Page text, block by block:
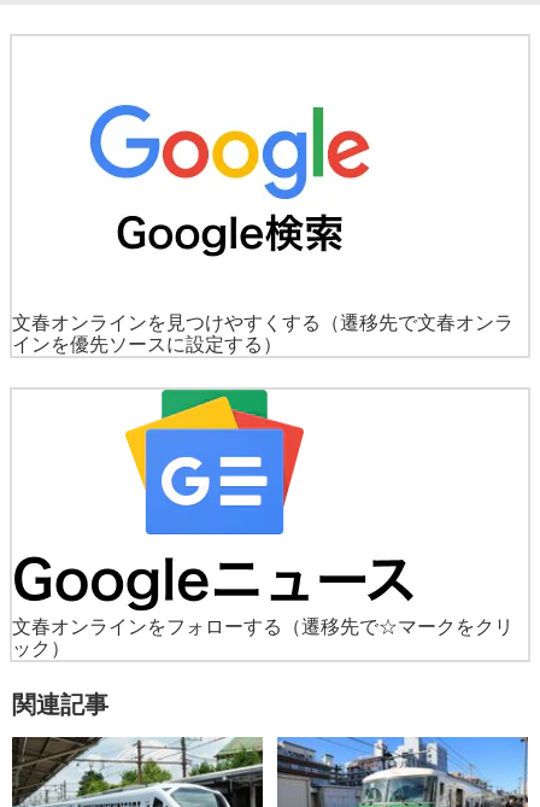
文春オンラインを見つけやすくする
（遷移先で文春オンラ
インを優先ソースに設定する）
文春オンラインをフォローする
（遷移先で☆マークをクリ
ック）
関連記事